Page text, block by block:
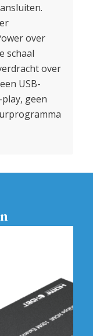
over
schaal
over
USB-
geen